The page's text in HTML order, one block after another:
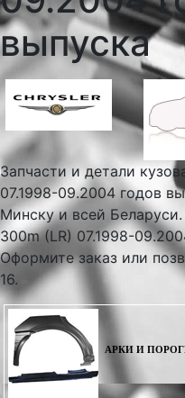
выпуска
Запчасти и детали
07.1998-09.2004 годов
Минску и всей
300m (LR) 07.1998-
Оформите заказ или
16.
АРКИ И